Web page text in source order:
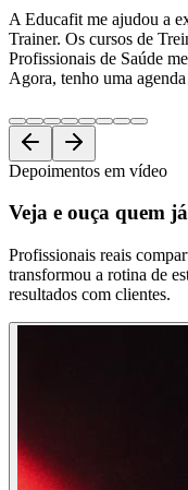
A Educafit me ajudou a
Trainer. Os cursos de
Profissionais de Saúde
Agora, tenho uma
Depoimentos em vídeo
Veja e ouça quem
Profissionais reais
transformou a rotina de
resultados com clientes.